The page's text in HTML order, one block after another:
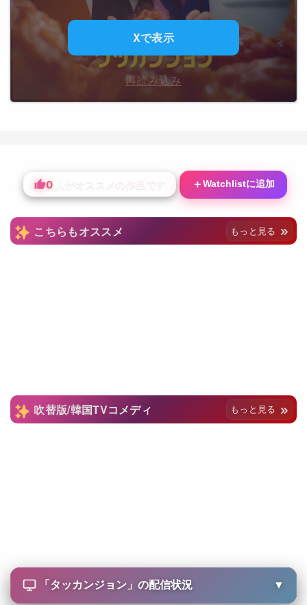
Xで表示
再読み込み
0 人がオススメの作品です ＋Watchlistに追加
こちらもオススメ もっと見る
吹替版/韓国TVコメディ もっと見る
「 タッカンジョン」の配信状況 ▼